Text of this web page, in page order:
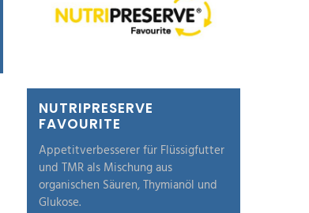
NUTRIPRESERVE
FAVOURITE
Appetitverbesserer für Flüssigfutter
und TMR als Mischung aus
organischen Säuren, Thymianöl und
Glukose.